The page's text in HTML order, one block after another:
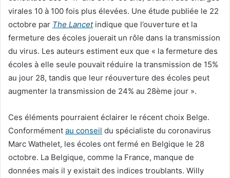
virales 10 à 100 fois plus élevées. Une étude publiée le 22
octobre par The Lancetindique que l’ouverture et la
fermeture des écoles jouerait un rôle dans la transmission
du virus. Les auteurs estiment eux que « la fermeture des
écoles à elle seule pouvait réduire la transmission de 15%
au jour 28, tandis que leur réouverture des écoles peut
augmenter la transmission de 24% au 28ème jour ».
Ces éléments pourraient éclairer le récent choix Belge.
Conformément au conseil du spécialiste du coronavirus
Marc Wathelet, les écoles ont fermé en Belgique le 28
octobre. La Belgique, comme la France, manque de
données mais il y existait des indices troublants. Willy